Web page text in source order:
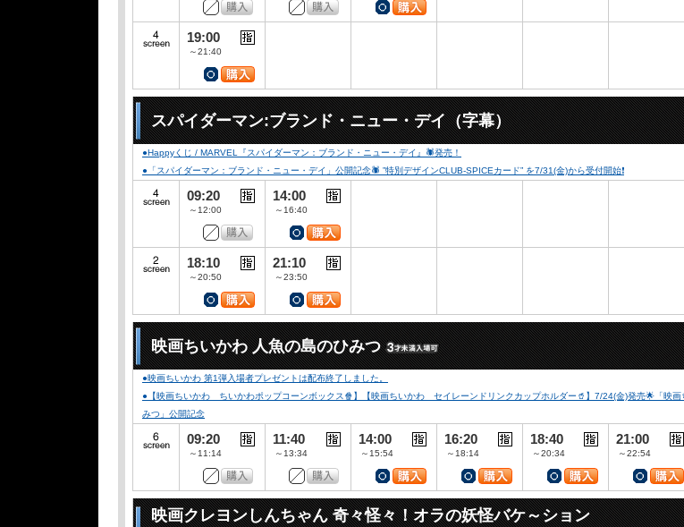
19:00
～21:40
スパイダーマン:ブランド・ニュー・デイ（字幕）
●Happyくじ / MARVEL『スパイダーマン：ブランド・ニュー・デイ』🕷発売！
●「スパイダーマン：ブランド・ニュー・デイ」公開記念🕷️ ”特別デザインCLUB-SPICEカード” を7/31(金)から受付開始❗️
09:20
～12:00
14:00
～16:40
18:10
～20:50
21:10
～23:50
映画ちいかわ 人魚の島のひみつ
●映画ちいかわ 第1弾入場者プレゼントは配布終了しました。
●【映画ちいかわ ちいかわポップコーンボックス🍿】【映画ちいかわ セイレーンドリンクカップホルダー🥤】7/24(金)発売🌟「映画
みつ」公開記念
09:20
～11:14
11:40
～13:34
14:00
～15:54
16:20
～18:14
18:40
～20:34
21:00
～22:54
映画クレヨンしんちゃん 奇々怪々！オラの妖怪バケ～ション